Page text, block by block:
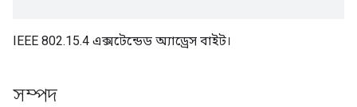
IEEE 802.15.4 এক্সটেন্ডেড অ্যাড্রেস বাইট।
সম্পদ